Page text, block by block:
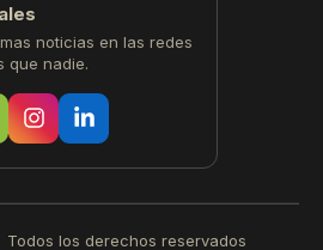
noticias en las redes
que nadie.
los derechos reservados